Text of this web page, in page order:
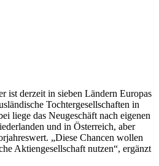
ist derzeit in sieben Ländern Europas
Tochtergesellschaften in
liege das Neugeschäft nach eigenen
und in Österreich, aber
„Diese Chancen wollen
Aktiengesellschaft nutzen“, ergänzt